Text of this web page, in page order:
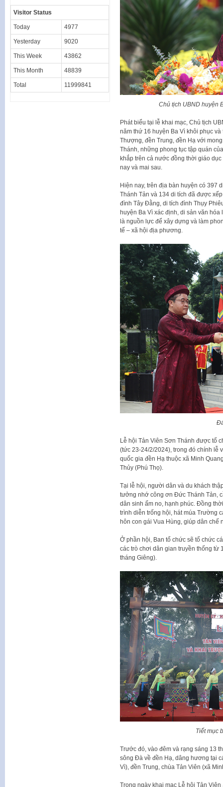
Chủ tịch UBND huyện
Phát biểu tại lễ khai mạc, Chủ tịch
năm thứ 16 huyện Ba Vì khôi phục
Thượng, đền Trung, đền Hạ với
Thánh, những phong tục tập quán
khắp trên cả nước đồng thời giáo
nay và mai sau.
Hiện nay, trên địa bàn huyện có 397
Thánh Tản và 134 di tích đã được
đình Tây Đằng, di tích đình Thụy
huyện Ba Vì xác định, di sản văn
là nguồn lực để xây dựng và làm
tế – xã hội địa phương.
Lễ hội Tản Viên Sơn Thánh được tổ
(tức 23-24/2/2024), trong đó chính lễ
quốc gia đền Hạ thuộc xã Minh
Thủy (Phú Thọ).
Tại lễ hội, người dân và du khách
tưởng nhớ công ơn Đức Thánh Tản,
dân sinh ấm no, hạnh phúc. Đồng
trình diễn trống hội, hát múa Trường
hôn con gái Vua Hùng, giúp dân chế
Ở phần hội, Ban tổ chức sẽ tổ chức
các trò chơi dân gian truyền thống từ
tháng Giêng).
Tiết mục
Trước đó, vào đêm và rạng sáng 13
sông Đà về đền Hạ, dâng hương tại
Vì), đền Trung, chùa Tản Viên (xã
Trong ngày khai mạc Lễ hội Tản
Visitor Status
Today 4977
Yesterday 9020
This Week 43862
This Month 48839
Total 11999841